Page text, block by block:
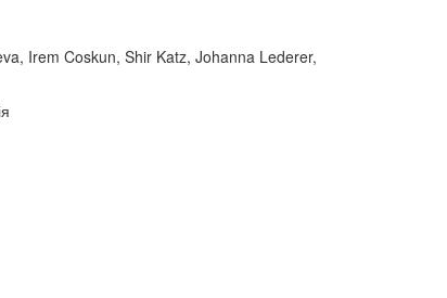
Irem Coskun, Shir Katz, Johanna Lederer,